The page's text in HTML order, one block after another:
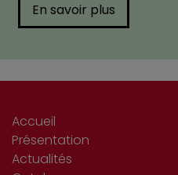
En savoir plus
Accueil
Présentation
Actualités